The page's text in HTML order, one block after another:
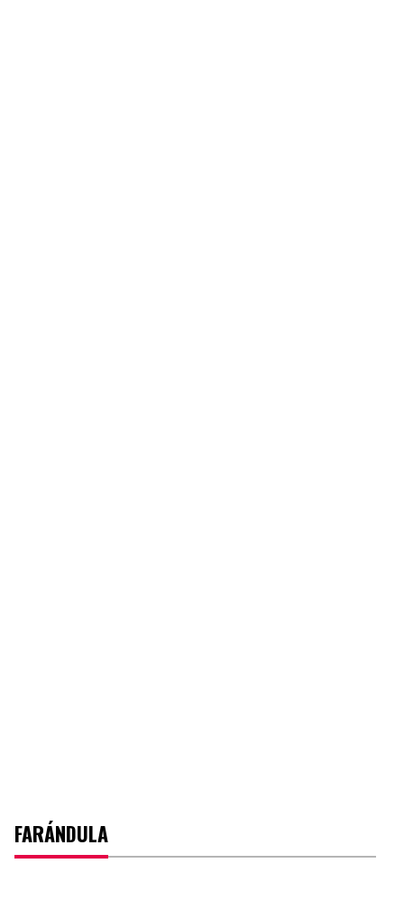
FARÁNDULA